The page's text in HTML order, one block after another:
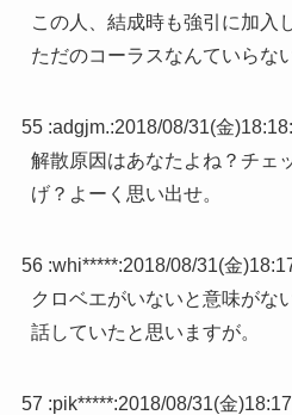
この人、結成時も強引に加入
ただのコーラスなんていらな
55 :adgjm.:2018/08/31(金
解散原因はあなたよね？チェ
げ？よーく思い出せ。
56 :whi*****:2018/08/31(金
クロベエがいないと意味がな
話していたと思いますが。
57 :pik*****:2018/08/31(金